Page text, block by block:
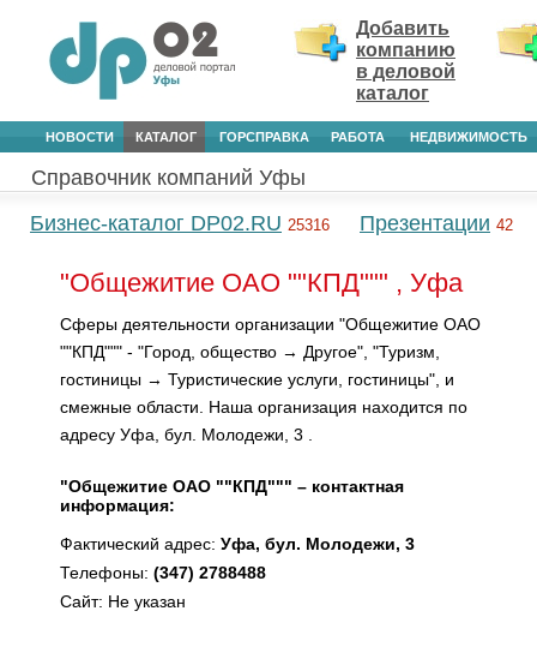
Добавить
компанию
в деловой
каталог
НОВОСТИ КАТАЛОГ ГОРСПРАВКА РАБОТА НЕДВИЖИМОСТЬ
Справочник компаний Уфы
Бизнес-каталог DP02.RU 25316 Презентации 42
"Общежитие ОАО ""КПД""" , Уфа
Сферы деятельности организации "Общежитие ОАО
""КПД""" - "Город, общество → Другое", "Туризм,
гостиницы → Туристические услуги, гостиницы", и
смежные области. Наша организация находится по
адресу Уфа, бул. Молодежи, 3 .
"Общежитие ОАО ""КПД""" – контактная
информация:
Фактический адрес: Уфа, бул. Молодежи, 3
Телефоны: (347) 2788488
Сайт: Не указан